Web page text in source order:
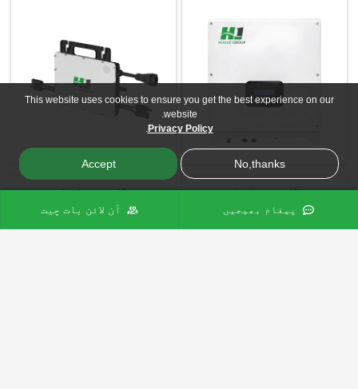
سنگل فیز، مائیکرو سنگل فیز، مائیکرو
پیغام بھیجیں آن لائن بات چیت
This website uses cookies to ensure you get the best experience on our
website.
Privacy Policy
No,thanks
Accept